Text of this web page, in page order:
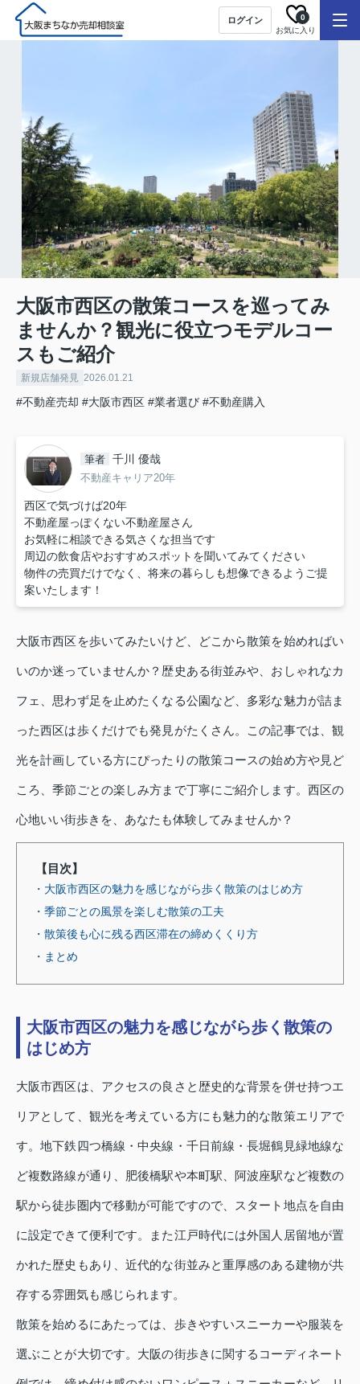
ログイン
お気に入り
0
大阪市西区の散策コースを巡ってみ
ませんか？観光に役立つモデルコー
スもご紹介
新規店舗発見 2026.01.21
#不動産売却 #大阪市西区 #業者選び #不動産購入
筆者 千川 優哉
不動産キャリア20年
西区で気づけば20年
不動産屋っぽくない不動産屋さん
お気軽に相談できる気さくな担当です
周辺の飲食店やおすすめスポットを聞いてみてください
物件の売買だけでなく、将来の暮らしも想像できるようご提
案いたします！
大阪市西区を歩いてみたいけど、どこから散策を始めればい
いのか迷っていませんか？歴史ある街並みや、おしゃれなカ
フェ、思わず足を止めたくなる公園など、多彩な魅力が詰ま
った西区は歩くだけでも発見がたくさん。この記事では、観
光を計画している方にぴったりの散策コースの始め方や見ど
ころ、季節ごとの楽しみ方まで丁寧にご紹介します。西区の
心地いい街歩きを、あなたも体験してみませんか？
【目次】
・大阪市西区の魅力を感じながら歩く散策のはじめ方
・季節ごとの風景を楽しむ散策の工夫
・散策後も心に残る西区滞在の締めくくり方
・まとめ
大阪市西区の魅力を感じながら歩く散策の
はじめ方
大阪市西区は、アクセスの良さと歴史的な背景を併せ持つエ
リアとして、観光を考えている方にも魅力的な散策エリアで
す。地下鉄四つ橋線・中央線・千日前線・長堀鶴見緑地線な
ど複数路線が通り、肥後橋駅や本町駅、阿波座駅など複数の
駅から徒歩圏内で移動が可能ですので、スタート地点を自由
に設定できて便利です。また江戸時代には外国人居留地が置
かれた歴史もあり、近代的な街並みと重厚感のある建物が共
存する雰囲気も感じられます。
散策を始めるにあたっては、歩きやすいスニーカーや服装を
選ぶことが大切です。大阪の街歩きに関するコーディネート